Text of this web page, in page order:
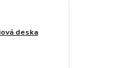
deska